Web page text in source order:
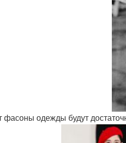
фасоны одежды будут